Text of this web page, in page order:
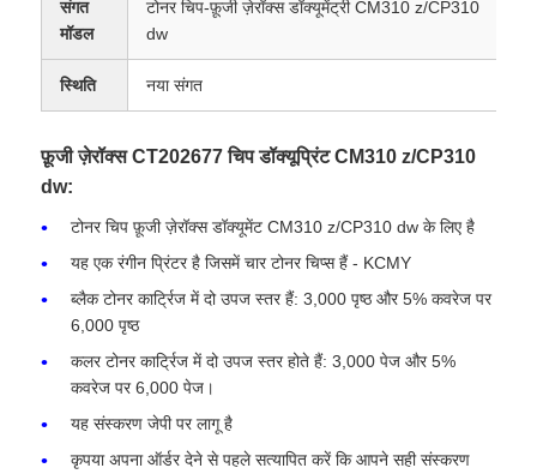
संगत
मॉडल
टोनर चिप-फ़ूजी ज़ेरॉक्स डॉक्यूमेंट्री CM310 z/CP310
dw
स्थिति नया संगत
फ़ूजी ज़ेरॉक्स CT202677 चिप डॉक्यूप्रिंट CM310 z/CP310
dw:
टोनर चिप फ़ूजी ज़ेरॉक्स डॉक्यूमेंट CM310 z/CP310 dw के लिए है
यह एक रंगीन प्रिंटर है जिसमें चार टोनर चिप्स हैं - KCMY
ब्लैक टोनर कार्ट्रिज में दो उपज स्तर हैं: 3,000 पृष्ठ और 5% कवरेज पर
6,000 पृष्ठ
कलर टोनर कार्ट्रिज में दो उपज स्तर होते हैं: 3,000 पेज और 5%
कवरेज पर 6,000 पेज।
यह संस्करण जेपी पर लागू है
कृपया अपना ऑर्डर देने से पहले सत्यापित करें कि आपने सही संस्करण